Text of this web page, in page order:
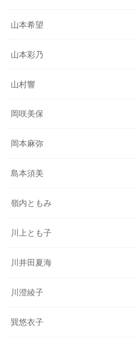
山本希望
山本彩乃
山村響
岡咲美保
岡本麻弥
島本須美
嶺内ともみ
川上とも子
川井田夏海
川澄綾子
巽悠衣子